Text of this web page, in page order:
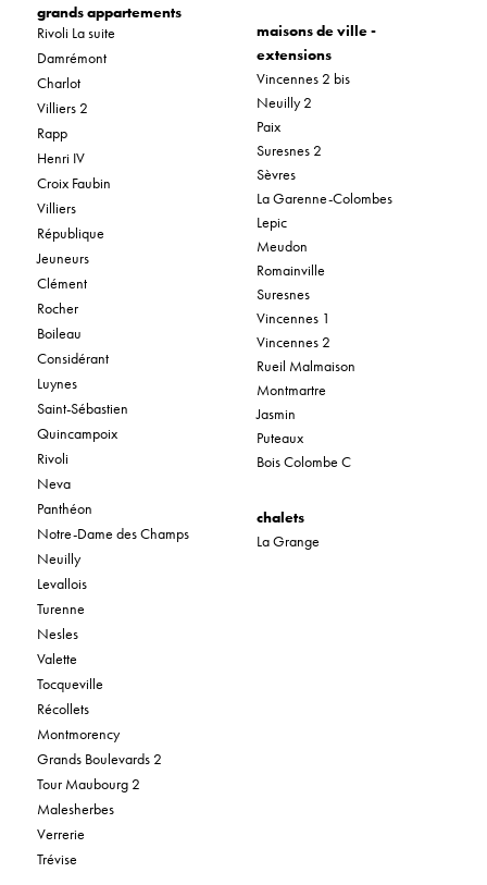
grands appartements
Rivoli La suite
Damrémont
Charlot
Villiers 2
Rapp
Henri IV
Croix Faubin
Villiers
République
Jeuneurs
Clément
Rocher
Boileau
Considérant
Luynes
Saint-Sébastien
Quincampoix
Rivoli
Neva
Panthéon
Notre-Dame des Champs
Neuilly
Levallois
Turenne
Nesles
Valette
Tocqueville
Récollets
Montmorency
Grands Boulevards 2
Tour Maubourg 2
Malesherbes
Verrerie
Trévise
maisons de ville -
extensions
Vincennes 2 bis
Neuilly 2
Paix
Suresnes 2
Sèvres
La Garenne-Colombes
Lepic
Meudon
Romainville
Suresnes
Vincennes 1
Vincennes 2
Rueil Malmaison
Montmartre
Jasmin
Puteaux
Bois Colombe C
chalets
La Grange